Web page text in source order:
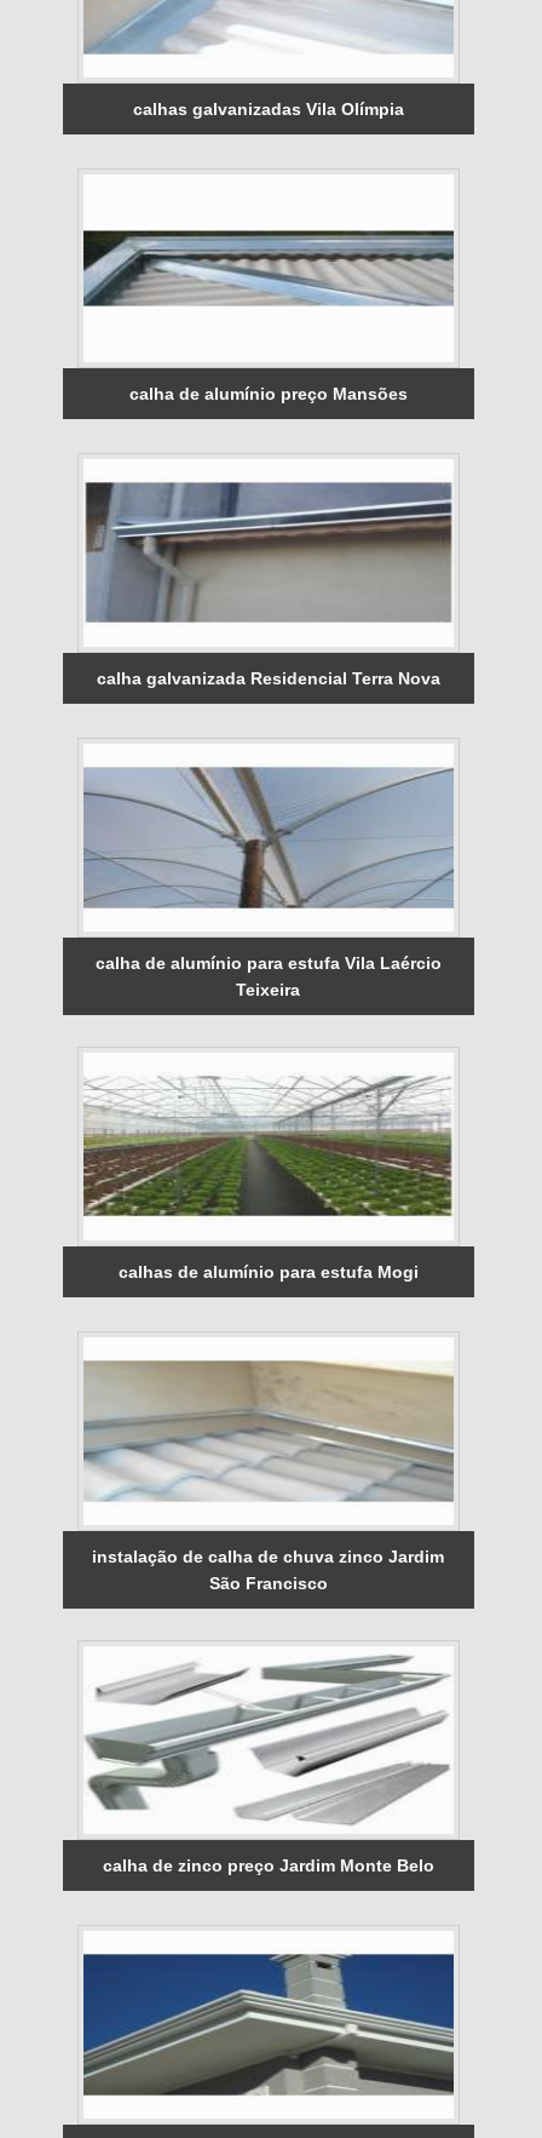
calhas galvanizadas Vila Olímpia
calha de alumínio preço Mansões
calha galvanizada Residencial Terra Nova
calha de alumínio para estufa Vila Laércio
Teixeira
calhas de alumínio para estufa Mogi
instalação de calha de chuva zinco Jardim
São Francisco
calha de zinco preço Jardim Monte Belo